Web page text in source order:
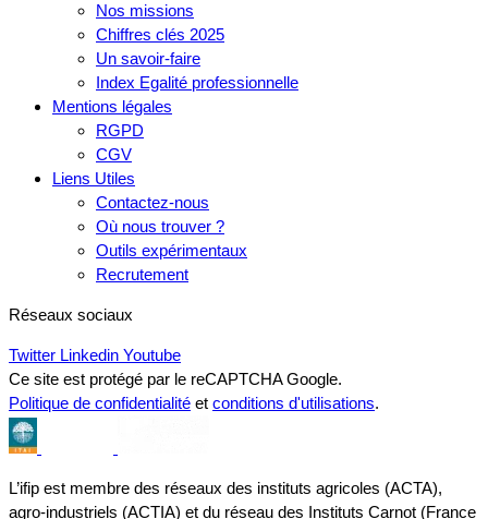
Nos missions
Chiffres clés 2025
Un savoir-faire
Index Egalité professionnelle
Mentions légales
RGPD
CGV
Liens Utiles
Contactez-nous
Où nous trouver ?
Outils expérimentaux
Recrutement
Réseaux sociaux
Twitter Linkedin Youtube
Ce site est protégé par le reCAPTCHA Google.
Politique de confidentialité et conditions d'utilisations.
L’ifip est membre des réseaux des instituts agricoles (ACTA),
agro-industriels (ACTIA) et du réseau des Instituts Carnot (France